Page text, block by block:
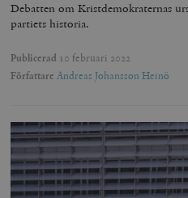
Debatten om Kristdemokraternas
partiets historia.
Publicerad 10 februari 2022
Författare Andreas Johansson Heinö